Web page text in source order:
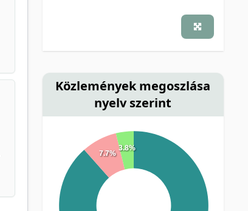
Közlemények megoszlása
nyelv szerint
7.7%
3.8%